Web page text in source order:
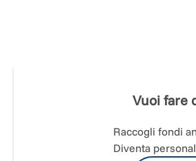
Mai come in questo periodo infatti
indirettamente, potremmo vivere
ricerca possono essere affrontate
Vuoi fare
Raccogli fondi
Diventa